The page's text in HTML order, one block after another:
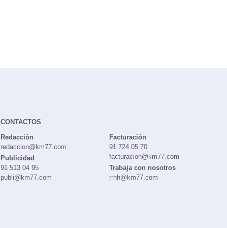
CONTACTOS
Redacción
redaccion@km77.com
Publicidad
91 513 04 95
publi@km77.com
Facturación
91 724 05 70
facturacion@km77.com
Trabaja con nosotros
rrhh@km77.com